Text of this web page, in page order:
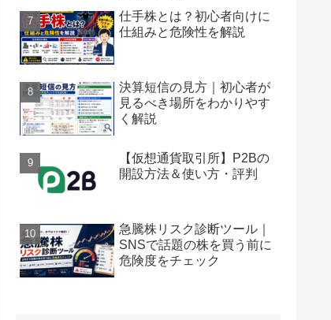
仕手株とは？初心者向けに
仕組みと危険性を解説
決算短信の見方｜初心者が
見るべき場所をわかりやす
く解説
【仮想通貨取引所】P2Bの
開設方法＆使い方・評判
急騰株リスク診断ツール｜
SNSで話題の株を買う前に
危険度をチェック